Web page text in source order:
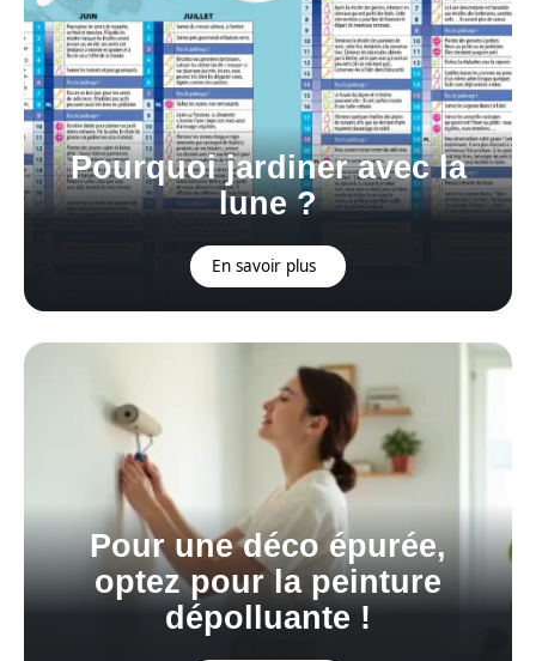
Pourquoi jardiner avec la
lune ?
En savoir plus
Pour une déco épurée,
optez pour la peinture
dépolluante !